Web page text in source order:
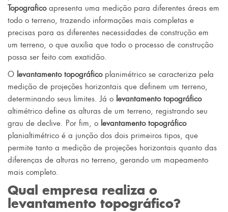
Topograficoapresenta uma medição para diferentes áreas em
todo o terreno, trazendo informações mais completas e
precisas para as diferentes necessidades de construção em
um terreno, o que auxilia que todo o processo de construção
possa ser feito com exatidão.
O levantamento topográficoplanimétrico se caracteriza pela
medição de projeções horizontais que definem um terreno,
determinando seus limites. Já o levantamento topográfico
altimétrico define as alturas de um terreno, registrando seu
grau de declive. Por fim, o levantamento topográfico
planialtimétrico é a junção dos dois primeiros tipos, que
permite tanto a medição de projeções horizontais quanto das
diferenças de alturas no terreno, gerando um mapeamento
mais completo.
Qual empresa realiza o
levantamento topográfico?